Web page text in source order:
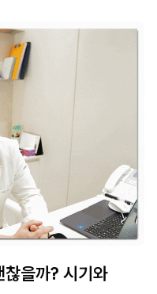
을까? 시기와